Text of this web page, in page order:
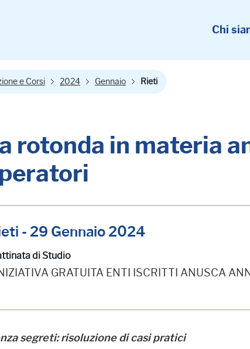
Chi
e Corsi 2024 Gennaio Rieti
rotonda in materia
- 29 Gennaio 2024
di Studio
GRATUITA ENTI ISCRITTI ANUSCA
segreti: risoluzione di casi pratici